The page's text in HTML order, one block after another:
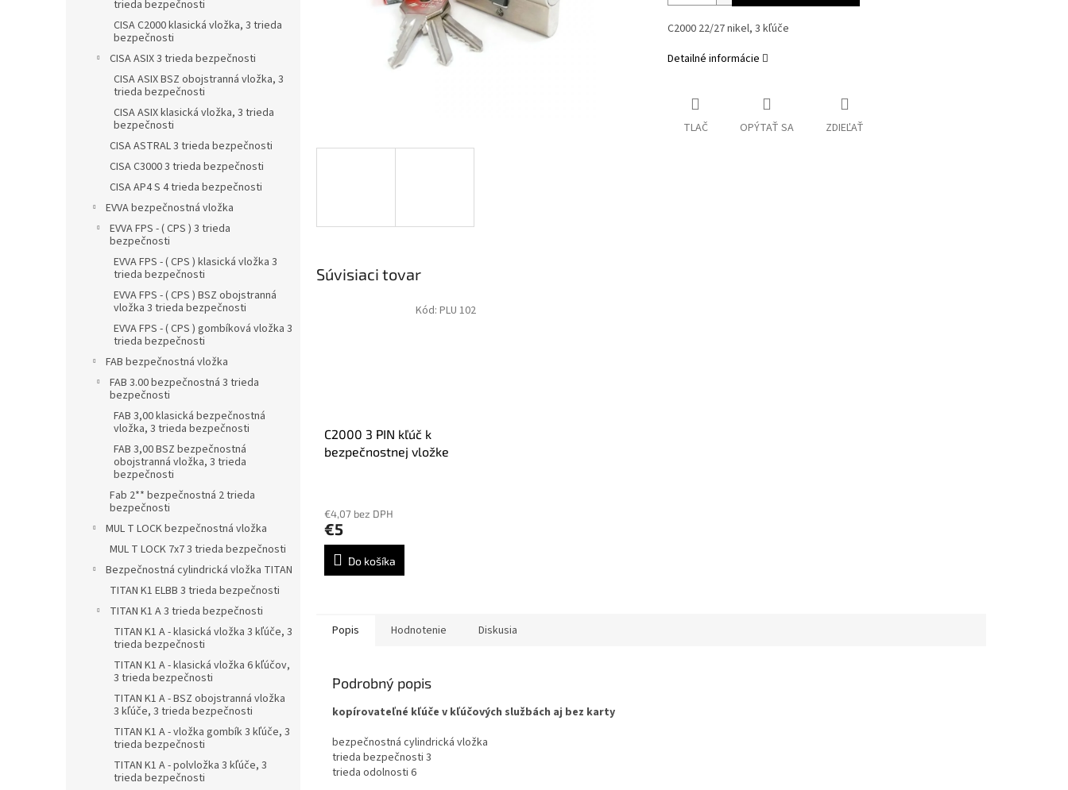
trieda bezpečnosti
CISA C2000 klasická vložka, 3 trieda
bezpečnosti
CISA ASIX 3 trieda bezpečnosti
CISA ASIX BSZ obojstranná vložka, 3
trieda bezpečnosti
CISA ASIX klasická vložka, 3 trieda
bezpečnosti
CISA ASTRAL 3 trieda bezpečnosti
CISA C3000 3 trieda bezpečnosti
CISA AP4 S 4 trieda bezpečnosti
EVVA bezpečnostná vložka
EVVA FPS - ( CPS ) 3 trieda
bezpečnosti
EVVA FPS - ( CPS ) klasická vložka 3
trieda bezpečnosti
EVVA FPS - ( CPS ) BSZ obojstranná
vložka 3 trieda bezpečnosti
EVVA FPS - ( CPS ) gombíková vložka 3
trieda bezpečnosti
FAB bezpečnostná vložka
FAB 3.00 bezpečnostná 3 trieda
bezpečnosti
FAB 3,00 klasická bezpečnostná
vložka, 3 trieda bezpečnosti
FAB 3,00 BSZ bezpečnostná
obojstranná vložka, 3 trieda
bezpečnosti
Fab 2** bezpečnostná 2 trieda
bezpečnosti
MUL T LOCK bezpečnostná vložka
MUL T LOCK 7x7 3 trieda bezpečnosti
Bezpečnostná cylindrická vložka TITAN
TITAN K1 ELBB 3 trieda bezpečnosti
TITAN K1 A 3 trieda bezpečnosti
TITAN K1 A - klasická vložka 3 kľúče, 3
trieda bezpečnosti
TITAN K1 A - klasická vložka 6 kľúčov,
3 trieda bezpečnosti
TITAN K1 A - BSZ obojstranná vložka
3 kľúče, 3 trieda bezpečnosti
TITAN K1 A - vložka gombík 3 kľúče, 3
trieda bezpečnosti
TITAN K1 A - polvložka 3 kľúče, 3
trieda bezpečnosti
C2000 22/27 nikel, 3 kľúče
Detailné informácie
TLAČ OPÝTAŤ SA ZDIEĽAŤ
Súvisiaci tovar
C2000 3 PIN kľúč k
bezpečnostnej vložke
€4,07 bez DPH
€5
Do košíka
Kód: PLU 102
Popis Hodnotenie Diskusia
Podrobný popis
kopírovateľné kľúče v kľúčových službách aj bez karty
bezpečnostná cylindrická vložka
trieda bezpečnosti 3
trieda odolnosti 6